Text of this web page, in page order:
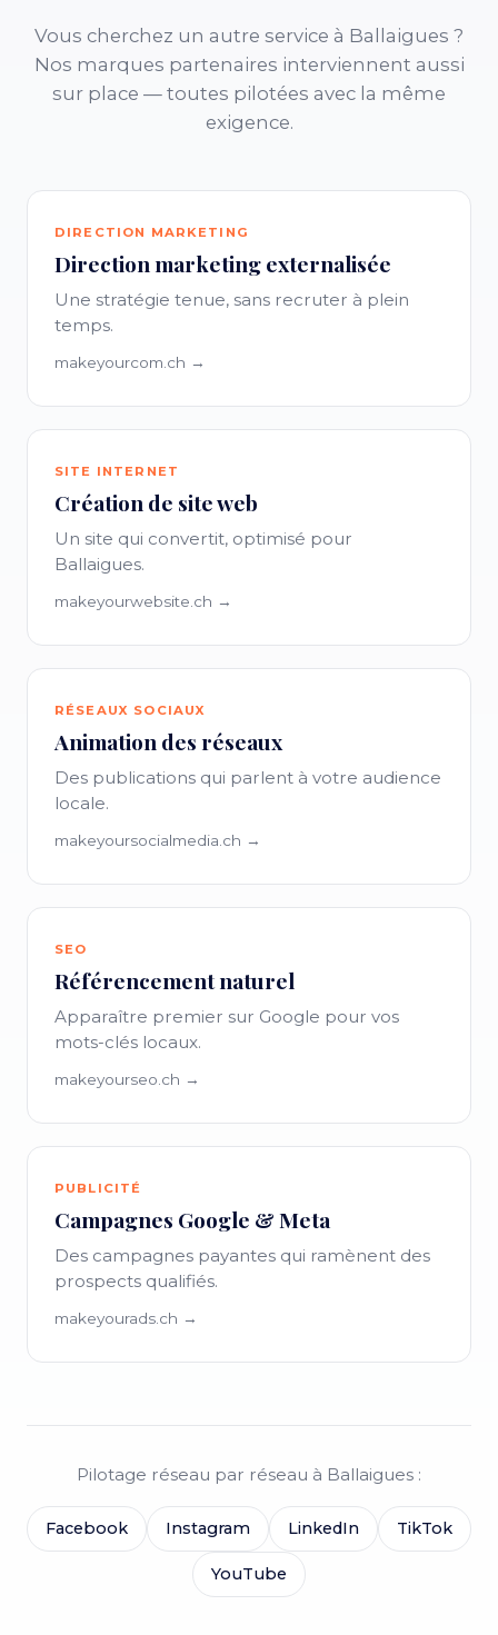
Vous cherchez un autre service à Ballaigues ?
Nos marques partenaires interviennent aussi
sur place — toutes pilotées avec la même
exigence.
DIRECTION MARKETING
Direction marketing externalisée
Une stratégie tenue, sans recruter à plein
temps.
makeyourcom.ch →
SITE INTERNET
Création de site web
Un site qui convertit, optimisé pour
Ballaigues.
makeyourwebsite.ch →
RÉSEAUX SOCIAUX
Animation des réseaux
Des publications qui parlent à votre audience
locale.
makeyoursocialmedia.ch →
SEO
Référencement naturel
Apparaître premier sur Google pour vos
mots-clés locaux.
makeyourseo.ch →
PUBLICITÉ
Campagnes Google & Meta
Des campagnes payantes qui ramènent des
prospects qualifiés.
makeyourads.ch →
Pilotage réseau par réseau à Ballaigues :
Facebook Instagram LinkedIn TikTok
YouTube